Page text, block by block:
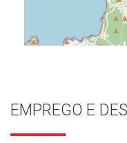
EMPREGO E